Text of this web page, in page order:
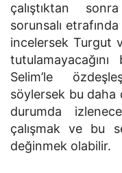
çalıştıktan
sorunsalı
incelersek Turgut
Selim’le
söylersek bu daha
durumda
çalışmak ve bu
değinmek olabilir.